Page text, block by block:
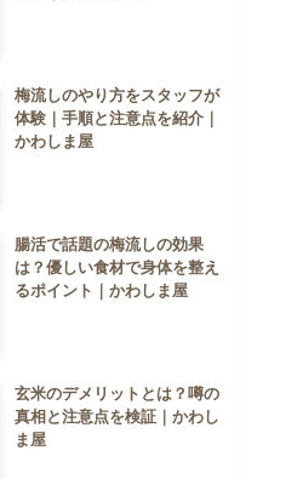
梅流しのやり方をスタッフが
体験｜手順と注意点を紹介｜
かわしま屋
腸活で話題の梅流しの効果
は？優しい食材で身体を整え
るポイント｜かわしま屋
玄米のデメリットとは？噂の
真相と注意点を検証｜かわし
ま屋